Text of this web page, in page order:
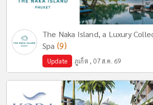
The Naka Island, a Luxury
Spa (9)
Update ภูเก็ต , 07 ส.ค. 69